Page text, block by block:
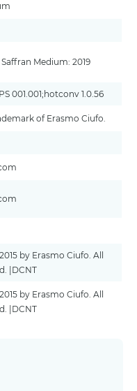
Medium: 2019
001.001;hotconv 1.0.56
of Erasmo Ciufo.
by Erasmo Ciufo. All
|DCNT
by Erasmo Ciufo. All
|DCNT